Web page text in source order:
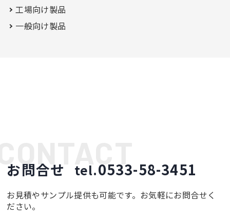
工場向け製品
一般向け製品
お問合せ tel.0533-58-3451
お見積やサンプル提供も可能です。お気軽にお問合せく
ださい。